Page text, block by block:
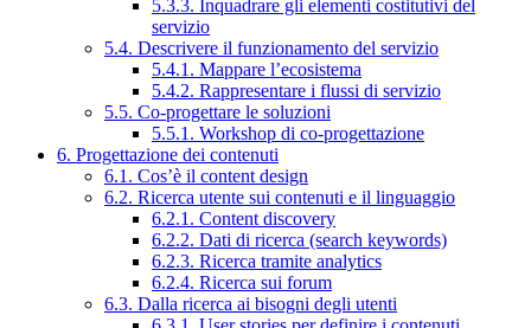
5.3.3. Inquadrare gli elementi costitutivi del
servizio
5.4. Descrivere il funzionamento del servizio
5.4.1. Mappare l’ecosistema
5.4.2. Rappresentare i flussi di servizio
5.5. Co-progettare le soluzioni
5.5.1. Workshop di co-progettazione
6. Progettazione dei contenuti
6.1. Cos’è il content design
6.2. Ricerca utente sui contenuti e il linguaggio
6.2.1. Content discovery
6.2.2. Dati di ricerca (search keywords)
6.2.3. Ricerca tramite analytics
6.2.4. Ricerca sui forum
6.3. Dalla ricerca ai bisogni degli utenti